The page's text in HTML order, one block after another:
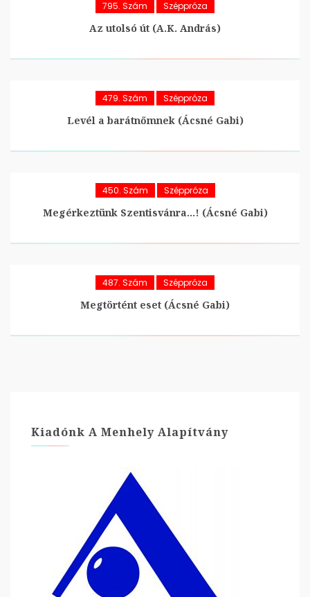
795. Szám Széppróza
Az utolsó út (A.K. András)
479. Szám Széppróza
Levél a barátnőmnek (Ácsné Gabi)
450. Szám Széppróza
Megérkeztünk Szentisvánra…! (Ácsné Gabi)
487. Szám Széppróza
Megtörtént eset (Ácsné Gabi)
Kiadónk A Menhely Alapítvány